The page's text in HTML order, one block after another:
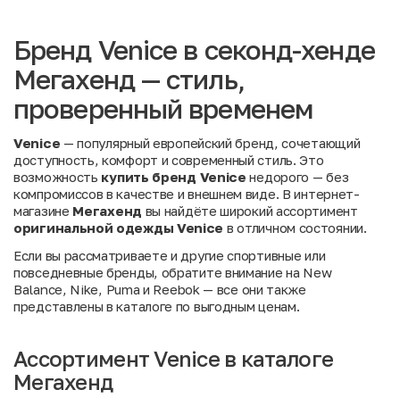
Бренд Venice в секонд-хенде
Мегахенд — стиль,
проверенный временем
Venice — популярный европейский бренд, сочетающий
доступность, комфорт и современный стиль. Это
возможность купить бренд Venice недорого — без
компромиссов в качестве и внешнем виде. В интернет-
магазине Мегахенд вы найдёте широкий ассортимент
оригинальной одежды Venice в отличном состоянии.
Если вы рассматриваете и другие спортивные или
повседневные бренды, обратите внимание на New
Balance, Nike, Puma и Reebok — все они также
представлены в каталоге по выгодным ценам.
Ассортимент Venice в каталоге
Мегахенд